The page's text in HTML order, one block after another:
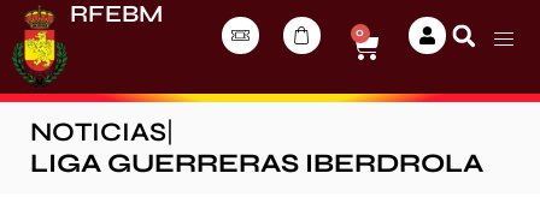
RFEBM
0
NOTICIAS
LIGA GUERRERAS IBERDROLA